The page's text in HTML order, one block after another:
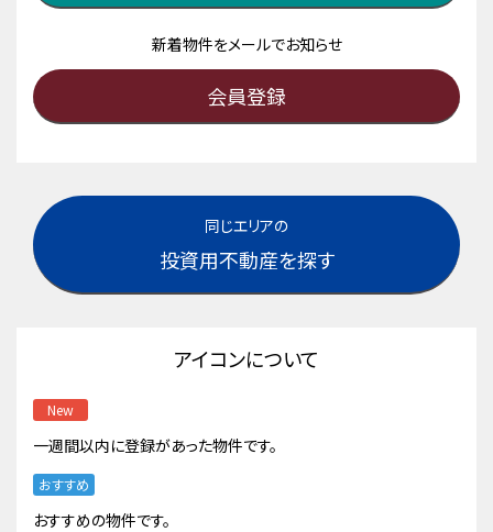
新着物件をメールでお知らせ
会員登録
同じエリアの
投資用不動産を探す
アイコンについて
New
一週間以内に登録があった物件です。
おすすめ
おすすめの物件です。